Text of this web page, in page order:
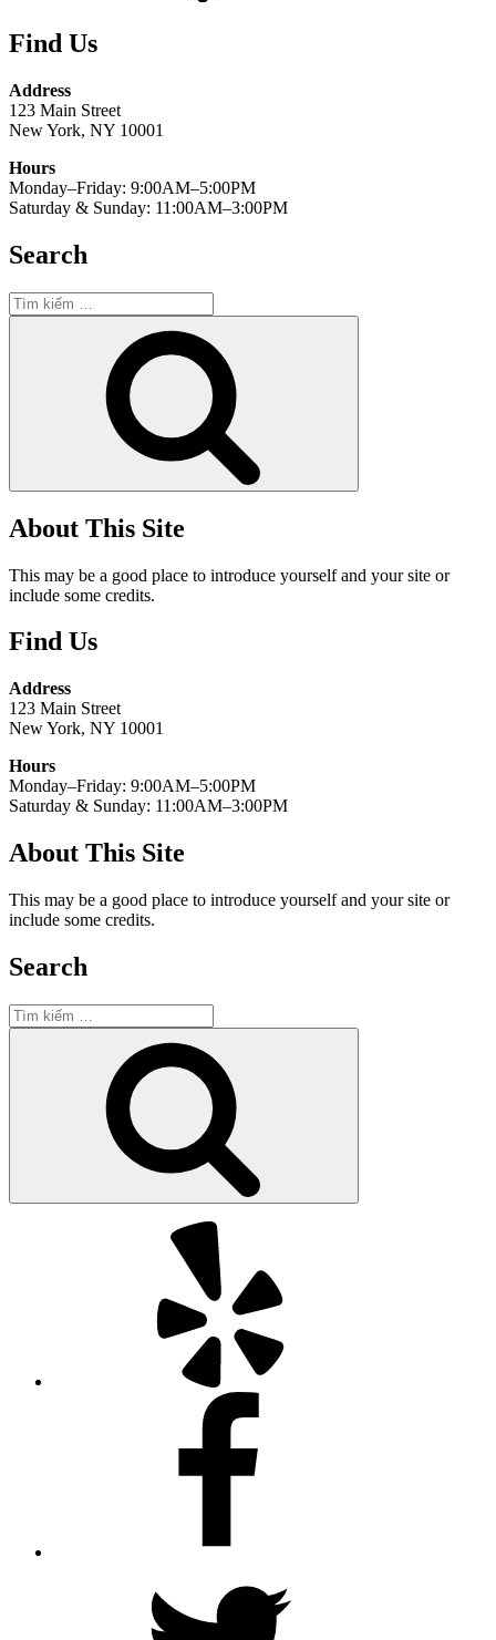
Find Us
Address
123 Main Street
New York, NY 10001
Hours
Monday–Friday: 9:00AM–5:00PM
Saturday & Sunday: 11:00AM–3:00PM
Search
Tìm
kiếm:
About This Site
This may be a good place to introduce yourself and your site or
include some credits.
Find Us
Address
123 Main Street
New York, NY 10001
Hours
Monday–Friday: 9:00AM–5:00PM
Saturday & Sunday: 11:00AM–3:00PM
About This Site
This may be a good place to introduce yourself and your site or
include some credits.
Search
Tìm
kiếm: